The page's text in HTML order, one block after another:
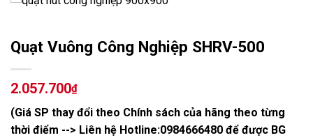
Quạt Vuông Công Nghiệp SHRV-500
2.057.700₫
(Giá SP thay đổi theo Chính sách của hãng theo từng
thời điểm --> Liên hệ Hotline:0984666480 để được BG